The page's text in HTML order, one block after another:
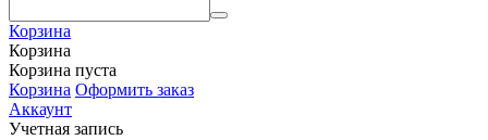
Корзина
Корзина
Корзина пуста
Корзина Оформить заказ
Аккаунт
Учетная запись